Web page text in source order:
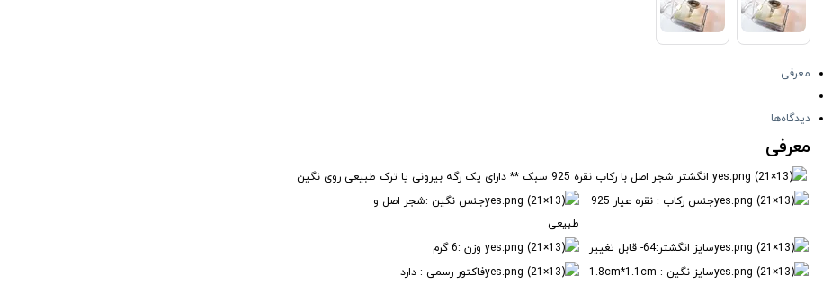
معرفی
دیدگاه‌ها
معرفی
انگشتر شجر اصل با رکاب نقره 925 سبک ** دارای یک رگه بیرونی یا ترک طبیعی روی نگین
جنس نگین :شجر اصل و
طبیعی
سایز انگشتر:64- قابل تغییر
وزن :6 گرم
سایز نگین : 1.8cm*1.1cm
فاکتور رسمی : دارد